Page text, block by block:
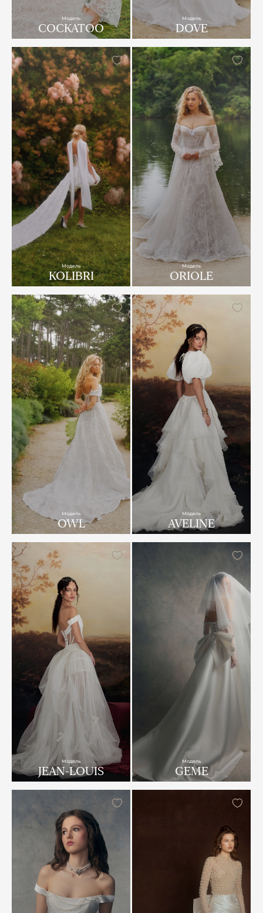
Модель
COCKATOO
Модель
DOVE
Модель
KOLIBRI
Модель
ORIOLE
Модель
OWL
Модель
AVELINE
Модель
JEAN-LOUIS
Модель
GEME